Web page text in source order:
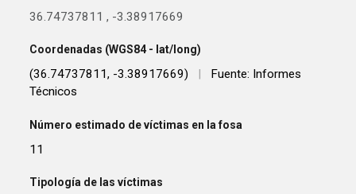
36.74737811 , -3.38917669
Coordenadas (WGS84 - lat/long)
(36.74737811, -3.38917669)
Fuente: Informes
Técnicos
Número estimado de víctimas en la fosa
11
Tipología de las víctimas